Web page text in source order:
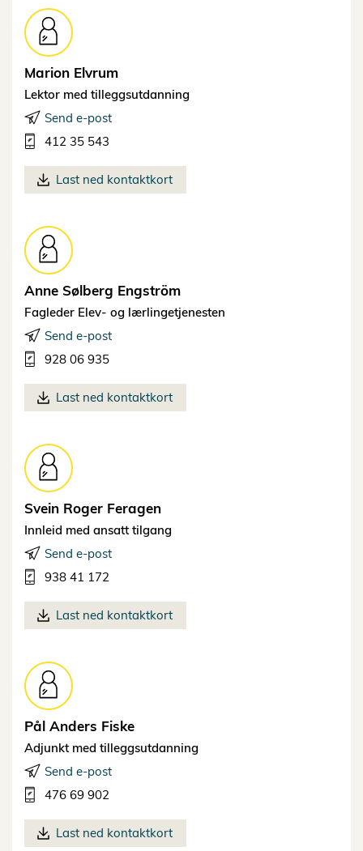
Marion Elvrum
Lektor med tilleggsutdanning
Send e-post
412 35 543
Last ned kontaktkort
Anne Sølberg Engström
Fagleder Elev- og lærlingetjenesten
Send e-post
928 06 935
Last ned kontaktkort
Svein Roger Feragen
Innleid med ansatt tilgang
Send e-post
938 41 172
Last ned kontaktkort
Pål Anders Fiske
Adjunkt med tilleggsutdanning
Send e-post
476 69 902
Last ned kontaktkort